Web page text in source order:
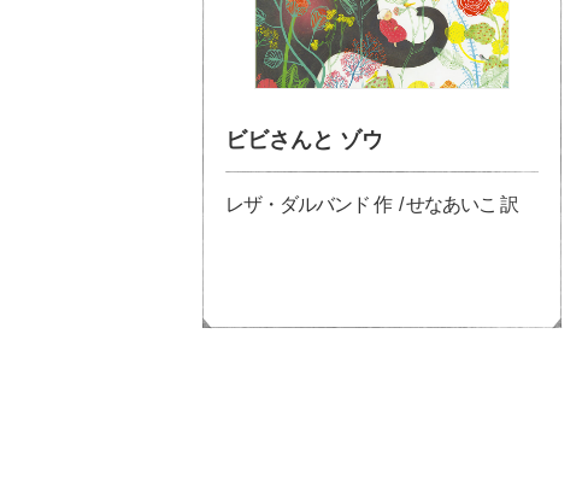
ビビさんと ゾウ
レザ・ダルバンド 作 / せなあいこ 訳